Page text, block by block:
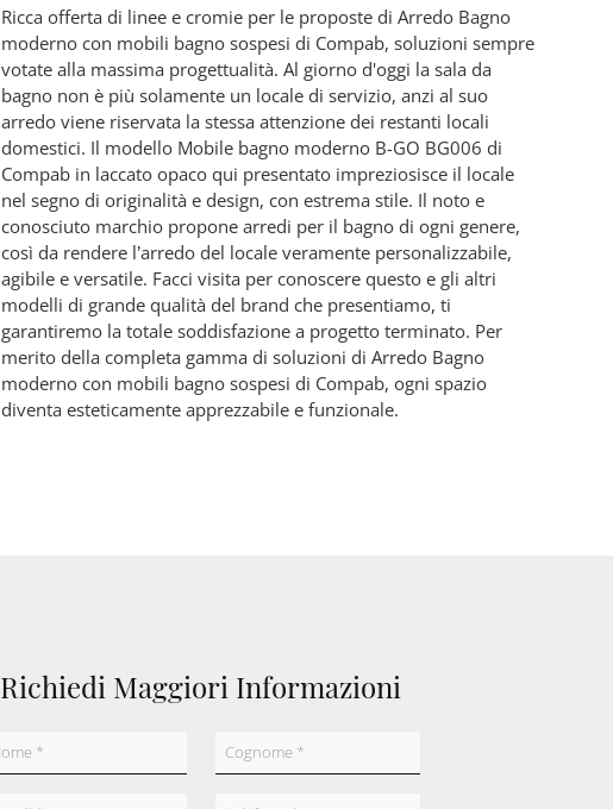
Ricca offerta di linee e cromie per le proposte di Arredo Bagno
moderno con mobili bagno sospesi di Compab, soluzioni sempre
votate alla massima progettualità. Al giorno d'oggi la sala da
bagno non è più solamente un locale di servizio, anzi al suo
arredo viene riservata la stessa attenzione dei restanti locali
domestici. Il modello Mobile bagno moderno B-GO BG006 di
Compab in laccato opaco qui presentato impreziosisce il locale
nel segno di originalità e design, con estrema stile. Il noto e
conosciuto marchio propone arredi per il bagno di ogni genere,
così da rendere l’arredo del locale veramente personalizzabile,
agibile e versatile. Facci visita per conoscere questo e gli altri
modelli di grande qualità del brand che presentiamo, ti
garantiremo la totale soddisfazione a progetto terminato. Per
merito della completa gamma di soluzioni di Arredo Bagno
moderno con mobili bagno sospesi di Compab, ogni spazio
diventa esteticamente apprezzabile e funzionale.
Richiedi Maggiori Informazioni